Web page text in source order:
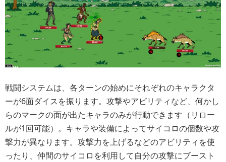
戦闘システムは、各ターンの始めにそれぞれのキャラクタ
ーが6面ダイスを振ります。攻撃やアビリティなど、何かし
らのマークの面が出たキャラのみが行動できます（リロー
ルが1回可能）。キャラや装備によってサイコロの個数や攻
撃力が異なります。攻撃力を上げるなどのアビリティを使
ったり、仲間のサイコロを利用して自分の攻撃にブースト